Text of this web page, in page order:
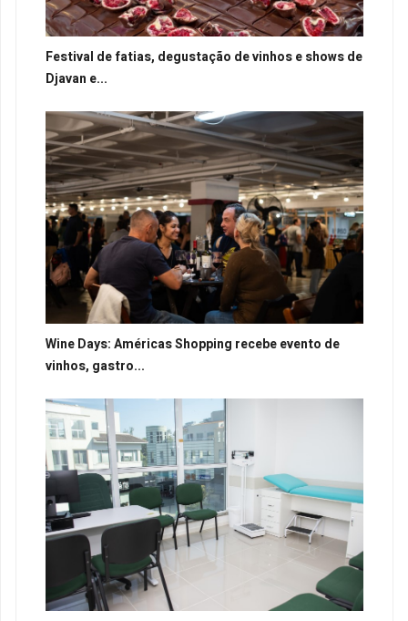
Festival de fatias, degustação de vinhos e shows de
Djavan e...
Wine Days: Américas Shopping recebe evento de
vinhos, gastro...